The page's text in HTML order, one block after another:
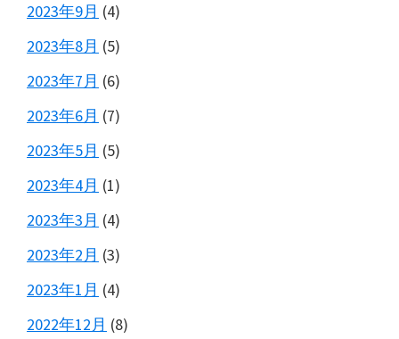
2023年9月 (4)
2023年8月 (5)
2023年7月 (6)
2023年6月 (7)
2023年5月 (5)
2023年4月 (1)
2023年3月 (4)
2023年2月 (3)
2023年1月 (4)
2022年12月 (8)